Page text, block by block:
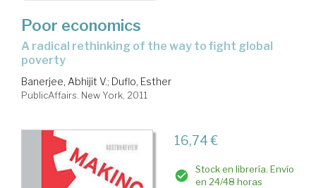
Poor economics
a radical rethinking of the way to fight global
poverty
Banerjee, Abhijit V.; Duflo, Esther
PublicAffairs. New York, 2011
16,74 €
Stock en librería. Envío
en 24/48 horas